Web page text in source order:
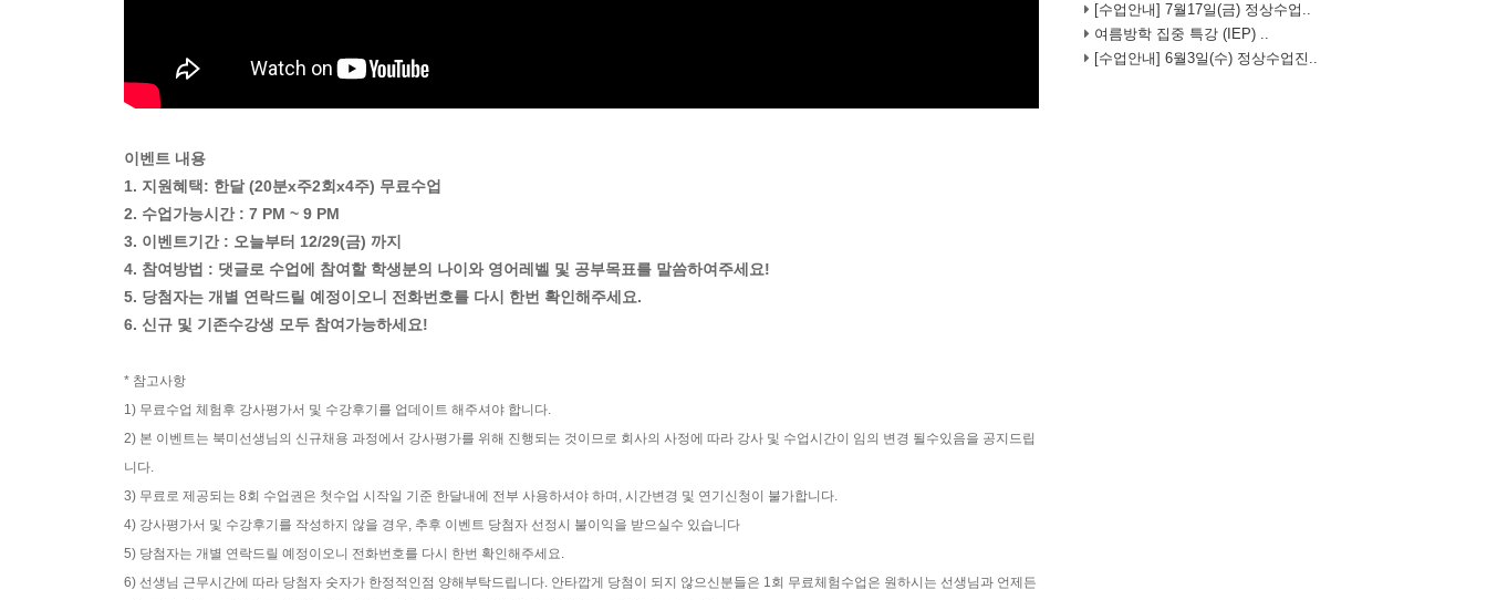
이벤트 내용
1. 지원혜택: 한달 (20분x주2회x4주) 무료수업
2. 수업가능시간 : 7 PM ~ 9 PM
3. 이벤트기간 : 오늘부터 12/29(금) 까지
4. 참여방법 : 댓글로 수업에 참여할 학생분의 나이와 영어레벨 및 공부목표를 말씀하여주세요!
5. 당첨자는 개별 연락드릴 예정이오니 전화번호를 다시 한번 확인해주세요.
6. 신규 및 기존수강생 모두 참여가능하세요!
* 참고사항
1) 무료수업 체험후 강사평가서 및 수강후기를 업데이트 해주셔야 합니다.
2) 본 이벤트는 북미선생님의 신규채용 과정에서 강사평가를 위해 진행되는 것이므로 회사의 사정에 따라 강사 및 수업시간이 임의 변경 될수있음을 공지드립
니다.
3) 무료로 제공되는 8회 수업권은 첫수업 시작일 기준 한달내에 전부 사용하셔야 하며, 시간변경 및 연기신청이 불가합니다.
4) 강사평가서 및 수강후기를 작성하지 않을 경우, 추후 이벤트 당첨자 선정시 불이익을 받으실수 있습니다
5) 당첨자는 개별 연락드릴 예정이오니 전화번호를 다시 한번 확인해주세요.
6) 선생님 근무시간에 따라 당첨자 숫자가 한정적인점 양해부탁드립니다. 안타깝게 당첨이 되지 않으신분들은 1회 무료체험수업은 원하시는 선생님과 언제든
[수업안내] 7월17일(금) 정상수업..
여름방학 집중 특강 (IEP) ..
[수업안내] 6월3일(수) 정상수업진..